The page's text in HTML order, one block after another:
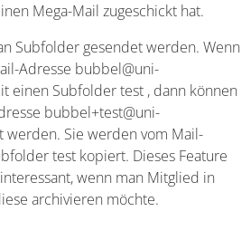
Mega-Mail zugeschickt hat.
Subfolder gesendet werden. Wenn
Adresse bubbel@uni-
einen Subfolder test , dann können
bubbel+test@uni-
Sie werden vom Mail-
test kopiert. Dieses Feature
wenn man Mitglied in
archivieren möchte.